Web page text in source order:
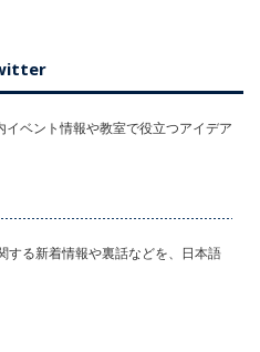
イベント情報や教室で役立つアイデア
る新着情報や裏話などを、日本語